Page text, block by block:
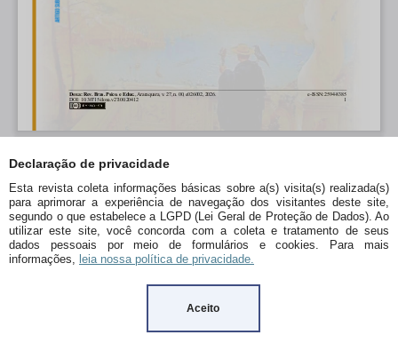
Declaração de privacidade
Esta revista coleta informações básicas sobre a(s) visita(s) realizada(s)
para aprimorar a experiência de navegação dos visitantes deste site,
segundo o que estabelece a LGPD (Lei Geral de Proteção de Dados). Ao
utilizar este site, você concorda com a coleta e tratamento de seus
dados pessoais por meio de formulários e cookies. Para mais
informações, leia nossa política de privacidade.
Aceito